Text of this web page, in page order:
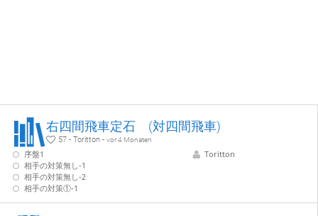
右四間飛車定石 (対四間飛車)
57 - Toritton -vor 4 Monaten
序盤1
相手の対策無し-1
相手の対策無し-2
相手の対策①-1
Toritton